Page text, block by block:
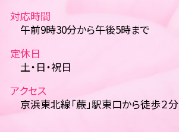
対応時間
午前9時30分から午後5時まで
定休日
土・日・祝日
アクセス
京浜東北線「蕨」駅東口から徒歩２分